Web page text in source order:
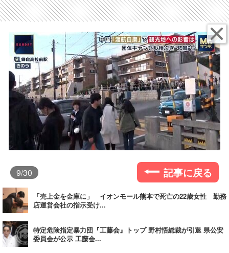
9/30 記事に戻る
「売上金を金庫に」 イオンモール熊本で死亡の22歳女性 勤務
店運営会社の指示受け...
特定危険指定暴力団『工藤会』トップ 野村悟総裁が引退 県公安
委員会が公示 工藤会...